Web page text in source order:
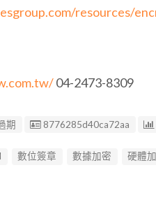
resources/
04-2473-8309
期 廣告编號
8776285d40ca72aa
數位簽章 數據加密 硬體